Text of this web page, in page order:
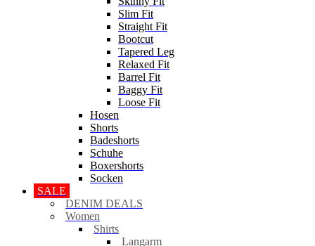
Slim Fit
Straight Fit
Bootcut
Tapered Leg
Relaxed Fit
Barrel Fit
Baggy Fit
Loose Fit
Hosen
Shorts
Badeshorts
Schuhe
Boxershorts
Socken
SALE
DENIM DEALS
Women
Shirts
Langarm